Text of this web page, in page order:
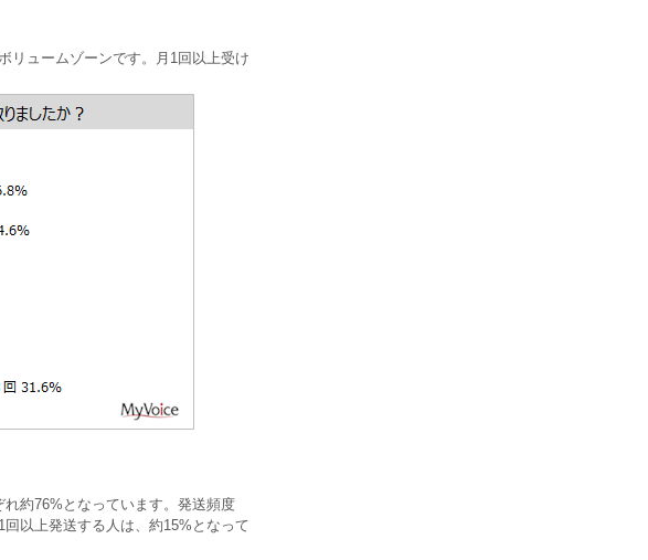
リュームゾーンです。月1回以上受け
約76%となっています。発送頻度
以上発送する人は、約15%となって